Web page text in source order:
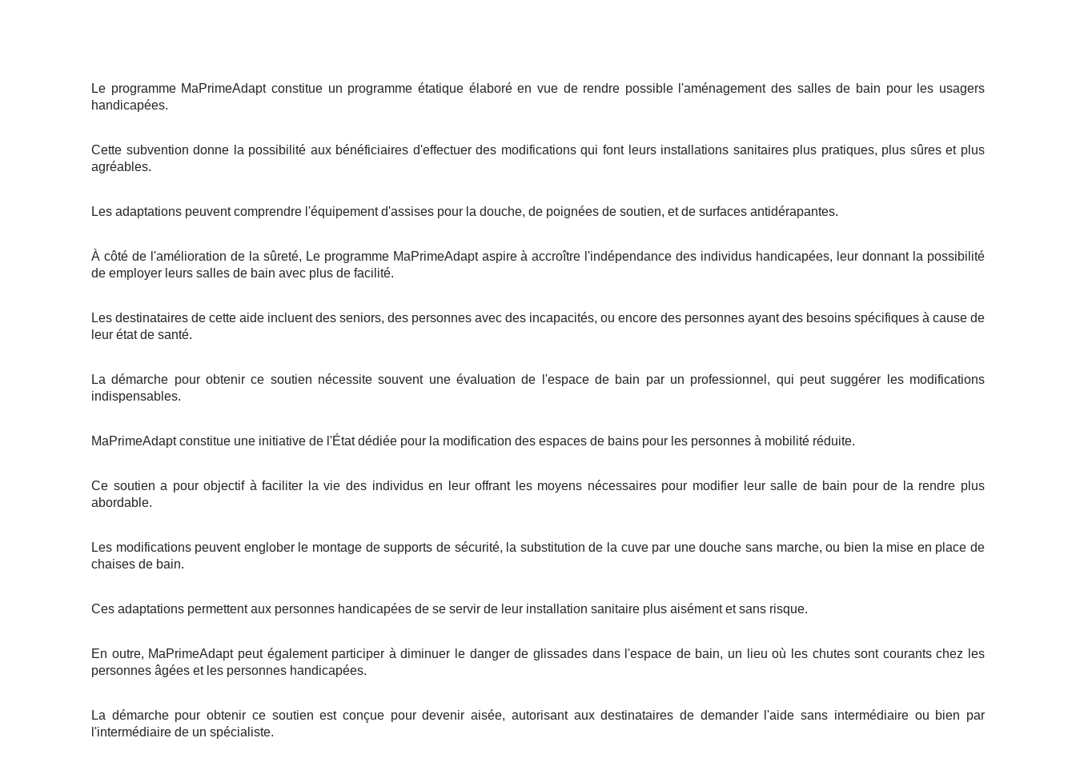
Le programme MaPrimeAdapt constitue un programme étatique élaboré en vue de rendre possible l'aménagement des salles de bain pour les usagers
handicapées.
Cette subvention donne la possibilité aux bénéficiaires d'effectuer des modifications qui font leurs installations sanitaires plus pratiques, plus sûres et plus
agréables.
Les adaptations peuvent comprendre l'équipement d'assises pour la douche, de poignées de soutien, et de surfaces antidérapantes.
À côté de l'amélioration de la sûreté, Le programme MaPrimeAdapt aspire à accroître l'indépendance des individus handicapées, leur donnant la possibilité
de employer leurs salles de bain avec plus de facilité.
Les destinataires de cette aide incluent des seniors, des personnes avec des incapacités, ou encore des personnes ayant des besoins spécifiques à cause de
leur état de santé.
La démarche pour obtenir ce soutien nécessite souvent une évaluation de l'espace de bain par un professionnel, qui peut suggérer les modifications
indispensables.
MaPrimeAdapt constitue une initiative de l'État dédiée pour la modification des espaces de bains pour les personnes à mobilité réduite.
Ce soutien a pour objectif à faciliter la vie des individus en leur offrant les moyens nécessaires pour modifier leur salle de bain pour de la rendre plus
abordable.
Les modifications peuvent englober le montage de supports de sécurité, la substitution de la cuve par une douche sans marche, ou bien la mise en place de
chaises de bain.
Ces adaptations permettent aux personnes handicapées de se servir de leur installation sanitaire plus aisément et sans risque.
En outre, MaPrimeAdapt peut également participer à diminuer le danger de glissades dans l'espace de bain, un lieu où les chutes sont courants chez les
personnes âgées et les personnes handicapées.
La démarche pour obtenir ce soutien est conçue pour devenir aisée, autorisant aux destinataires de demander l'aide sans intermédiaire ou bien par
l'intermédiaire de un spécialiste.